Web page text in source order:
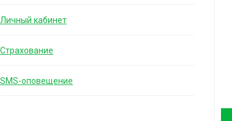
Личный кабинет
Страхование
SMS-оповещение